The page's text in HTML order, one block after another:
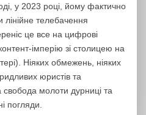
у 2023 році, йому фактично
лінійне телебачення
це все на цифрові
імперію зі столицею на
Ніяких обмежень, ніяких
юристів та
молоти дурниці та
погляди.